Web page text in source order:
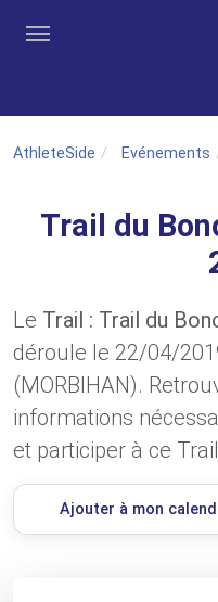
AthleteSide Evénements
Trail du
Le Trail : Trail du
déroule le 22/04/
(MORBIHAN).
informations
et participer à ce
Ajouter à mon